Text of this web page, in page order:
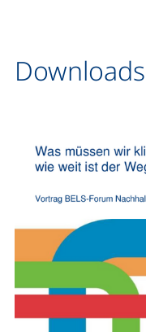
Downloads